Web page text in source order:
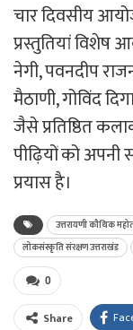
चार दिवसीय
प्रस्तुतियां विशेष
नेगी, पवनदीप
मैठाणी, गोविंद
जैसे प्रतिष्ठित
पीढ़ियों को
प्रयास है।
उत्तरायणी कौथिक
लोकसंस्कृति संरक्षण उत्तराखंड
0
Share